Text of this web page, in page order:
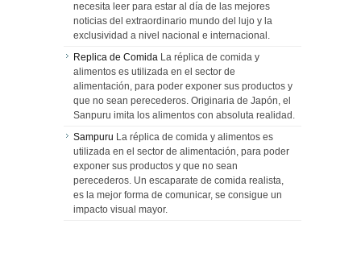
necesita leer para estar al día de las mejores
noticias del extraordinario mundo del lujo y la
exclusividad a nivel nacional e internacional.
Replica de Comida La réplica de comida y
alimentos es utilizada en el sector de
alimentación, para poder exponer sus productos y
que no sean perecederos. Originaria de Japón, el
Sanpuru imita los alimentos con absoluta realidad.
Sampuru La réplica de comida y alimentos es
utilizada en el sector de alimentación, para poder
exponer sus productos y que no sean
perecederos. Un escaparate de comida realista,
es la mejor forma de comunicar, se consigue un
impacto visual mayor.